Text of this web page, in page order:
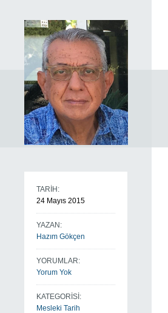
TARİH:
24 Mayıs 2015
YAZAN:
Hazım Gökçen
YORUMLAR:
Yorum Yok
KATEGORİSİ:
Mesleki Tarih